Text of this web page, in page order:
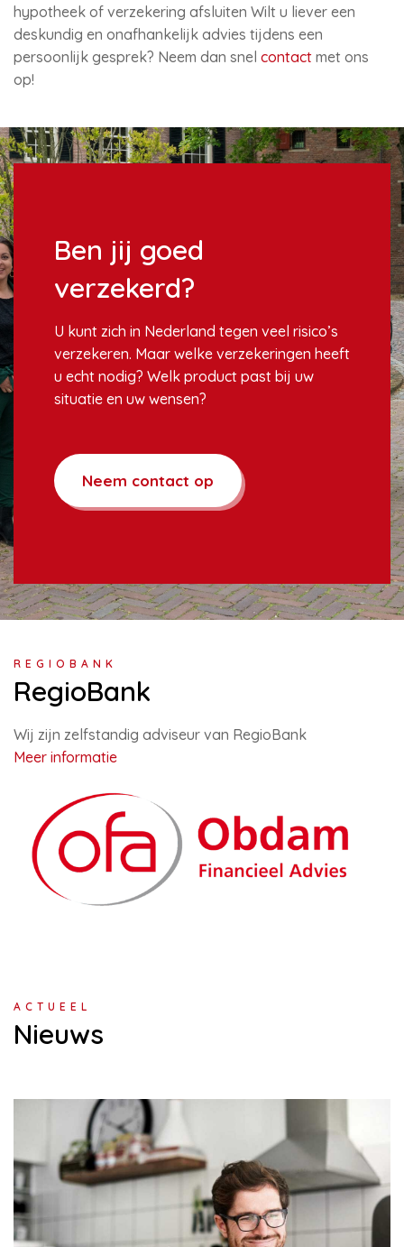
hypotheek of verzekering afsluiten Wilt u liever een
deskundig en onafhankelijk advies tijdens een
persoonlijk gesprek? Neem dan snel contact met ons
op!
Ben jij goed
verzekerd?
U kunt zich in Nederland tegen veel risico’s
verzekeren. Maar welke verzekeringen heeft
u echt nodig? Welk product past bij uw
situatie en uw wensen?
Neem contact op
RegioBank
REGIOBANK
Wij zijn zelfstandig adviseur van RegioBank
Meer informatie
Nieuws
ACTUEEL